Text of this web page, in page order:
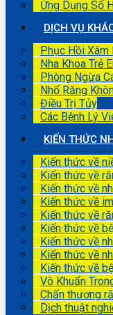
Ứng Dụng Số
DỊCH VỤ
Phục Hồi Xâm
Nha Khoa Trẻ
Phòng Ngừa
Nhổ Răng
Điều Trị Tủy
Các Bệnh Lý
KIẾN THỨC
Kiến thức về
Kiến thức về
Kiến thức về
Kiến thức về
Kiến thức về
Kiến thức về
Kiến thức về
Kiến thức về
Kiến thức về
Vô Khuẩn
Chấn thương
Dịch thuật